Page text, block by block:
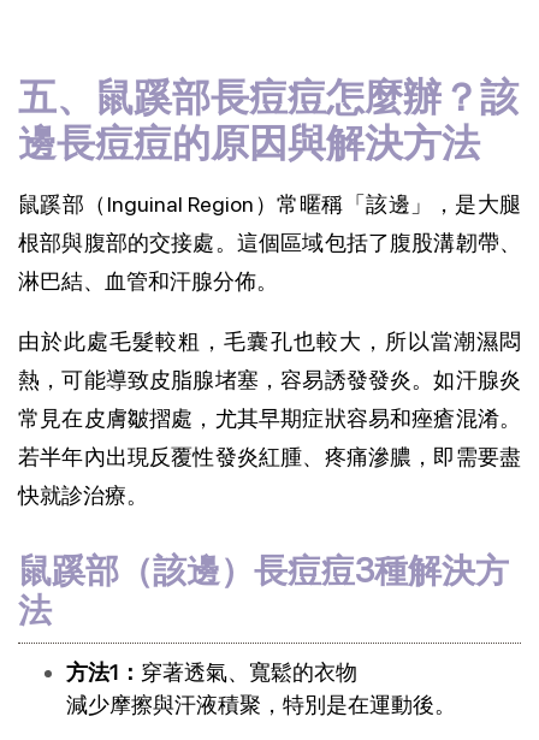
五、鼠蹊部長痘痘怎麼辦？該
邊長痘痘的原因與解決方法
鼠蹊部（Inguinal Region）常暱稱「該邊」，是大腿
根部與腹部的交接處。這個區域包括了腹股溝韌帶、
淋巴結、血管和汗腺分佈。
由於此處毛髮較粗，毛囊孔也較大，所以當潮濕悶
熱，可能導致皮脂腺堵塞，容易誘發發炎。如汗腺炎
常見在皮膚皺摺處，尤其早期症狀容易和痤瘡混淆。
若半年內出現反覆性發炎紅腫、疼痛滲膿，即需要盡
快就診治療。
鼠蹊部（該邊）長痘痘3種解決方
法
方法1： 穿著透氣、寬鬆的衣物
減少摩擦與汗液積聚，特別是在運動後。